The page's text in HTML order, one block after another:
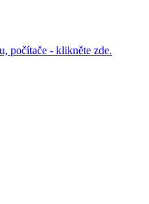
počítače - klikněte zde.